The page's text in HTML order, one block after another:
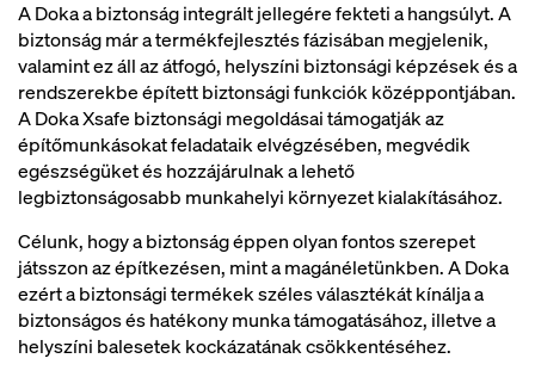
A Doka a biztonság integrált jellegére fekteti a hangsúlyt. A
biztonság már a termékfejlesztés fázisában megjelenik,
valamint ez áll az átfogó, helyszíni biztonsági képzések és a
rendszerekbe épített biztonsági funkciók középpontjában.
A Doka Xsafe biztonsági megoldásai támogatják az
építőmunkásokat feladataik elvégzésében, megvédik
egészségüket és hozzájárulnak a lehető
legbiztonságosabb munkahelyi környezet kialakításához.
Célunk, hogy a biztonság éppen olyan fontos szerepet
játsszon az építkezésen, mint a magánéletünkben. A Doka
ezért a biztonsági termékek széles választékát kínálja a
biztonságos és hatékony munka támogatásához, illetve a
helyszíni balesetek kockázatának csökkentéséhez.